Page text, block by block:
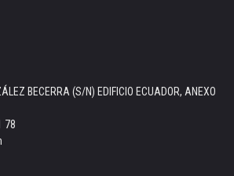
BECERRA (S/N) EDIFICIO ECUADOR, ANEXO
78